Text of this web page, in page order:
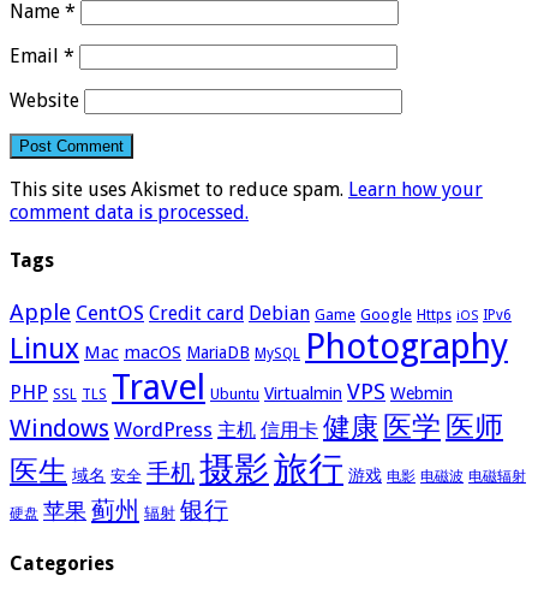
Name *
Email *
Website
This site uses Akismet to reduce spam. Learn how your
comment data is processed.
Tags
Apple CentOS Credit card Debian Game Google Https iOS IPv6
Linux Mac macOS MariaDB MySQL Photography
PHP SSL TLS Travel Ubuntu Virtualmin VPS Webmin
Windows WordPress 主机 信用卡 健康 医学 医师
医生 域名 安全 手机摄影旅行 游戏 电影 电磁波 电磁辐射
硬盘 苹果 蓟州 辐射 银行
Categories